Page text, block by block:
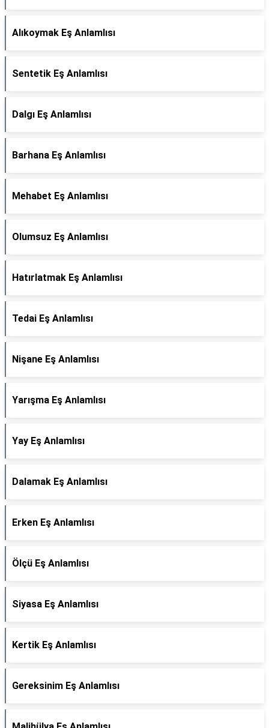
Alıkoymak Eş Anlamlısı
Sentetik Eş Anlamlısı
Dalgı Eş Anlamlısı
Barhana Eş Anlamlısı
Mehabet Eş Anlamlısı
Olumsuz Eş Anlamlısı
Hatırlatmak Eş Anlamlısı
Tedai Eş Anlamlısı
Nişane Eş Anlamlısı
Yarışma Eş Anlamlısı
Yay Eş Anlamlısı
Dalamak Eş Anlamlısı
Erken Eş Anlamlısı
Ölçü Eş Anlamlısı
Siyasa Eş Anlamlısı
Kertik Eş Anlamlısı
Gereksinim Eş Anlamlısı